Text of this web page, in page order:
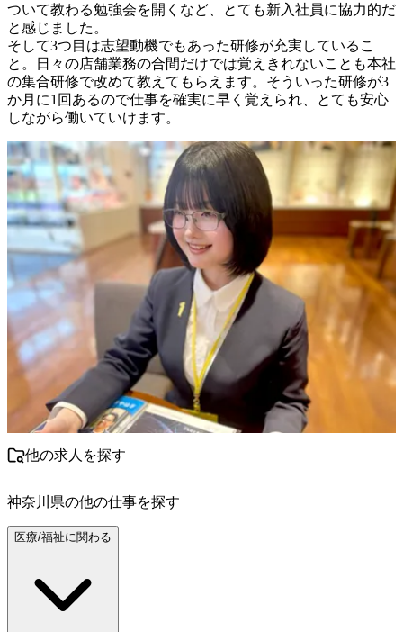
ついて教わる勉強会を開くなど、とても新入社員に協力的だ
と感じました。
そして3つ目は志望動機でもあった研修が充実しているこ
と。日々の店舗業務の合間だけでは覚えきれないことも本社
の集合研修で改めて教えてもらえます。そういった研修が3
か月に1回あるので仕事を確実に早く覚えられ、とても安心
しながら働いていけます。
他の求人を探す
神奈川県の他の仕事を探す
医療/福祉に関わる